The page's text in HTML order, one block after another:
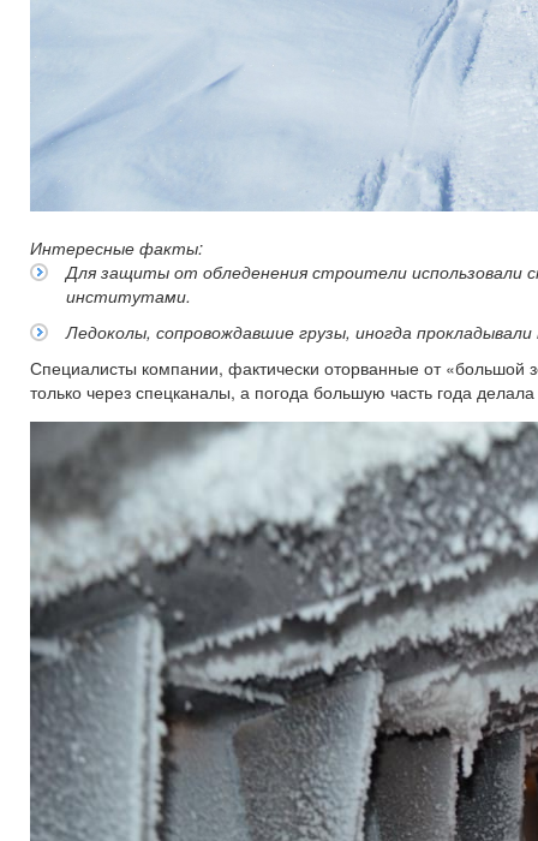
Интересные факты:
Для защиты от обледенения строители использовали
институтами.
Ледоколы, сопровождавшие грузы, иногда
Специалисты компании, фактически оторванные от «большой
только через спецканалы, а погода большую часть года